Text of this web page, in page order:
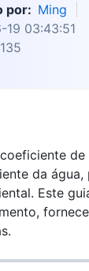
por: Ming
03:43:51
de
da água,
Este